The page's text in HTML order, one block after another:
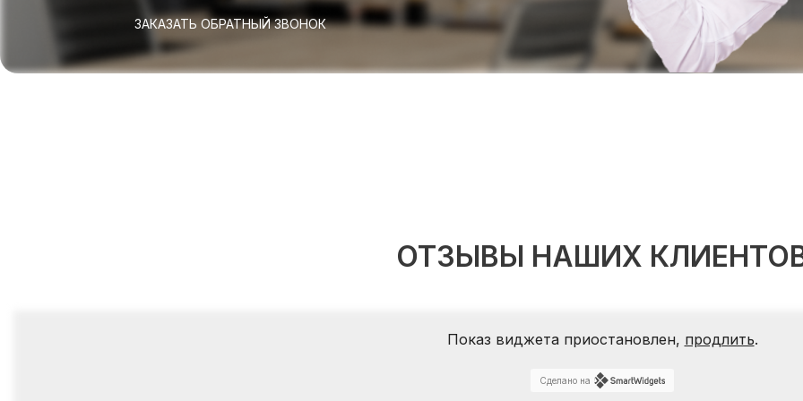
ЗАКАЗАТЬ ОБРАТНЫЙ ЗВОНОК
ОТЗЫВЫ НАШИХ
Показ виджета приостановлен, продлить.
Сделано на